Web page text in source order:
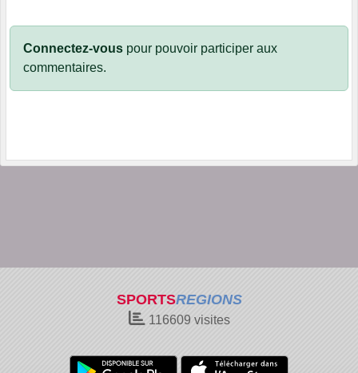
Connectez-vous pour pouvoir participer aux
commentaires.
SPORTSREGIONS
116609visites